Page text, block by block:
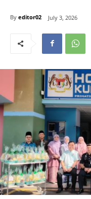
By editor02 July 3, 2026